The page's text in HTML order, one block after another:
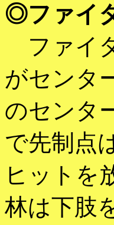
◎ファイ
ファイ
がセンタ
のセンタ
で先制点
ヒットを
林は下肢